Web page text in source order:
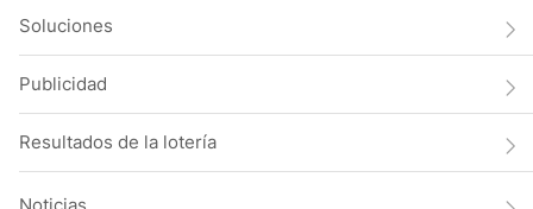
Soluciones
Publicidad
Resultados de la lotería